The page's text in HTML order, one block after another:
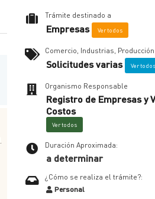
Trámite destinado a
Empresas Ver todos
Comercio, Industrias, Producción
Solicitudes varias Ver todos
Organismo Responsable
Registro de Empresas y
Costos
Ver todos
Duración Aproximada:
a determinar
¿Cómo se realiza el trámite?:
Personal